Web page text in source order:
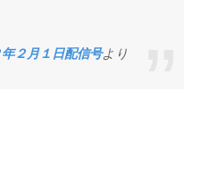
２月１日配信号より